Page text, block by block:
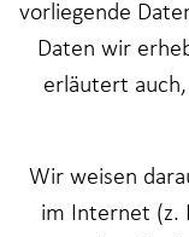
vorliegende
Daten wir
erläutert
Wir weisen
im Internet (z.